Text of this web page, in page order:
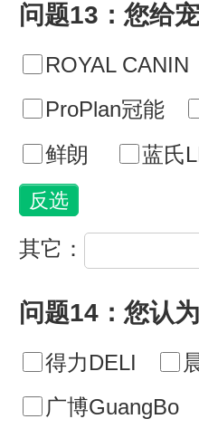
问题13：您给
ROYAL CANIN
ProPlan冠能
鲜朗
蓝氏
其它：
问题14：您认
得力DELI
广博GuangBo